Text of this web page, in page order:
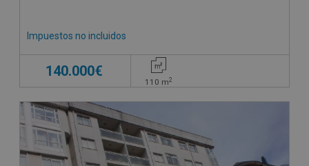
Impuestos no incluidos
140.000€
110 m2